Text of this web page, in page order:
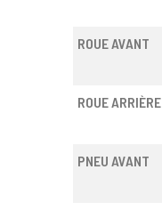
ROUE AVANT
ROUE ARRIÈRE
PNEU AVANT